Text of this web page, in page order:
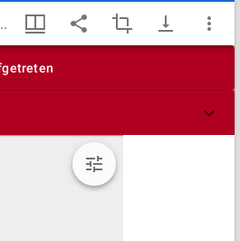
to fetch